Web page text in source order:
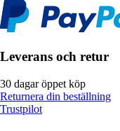
Leverans och retur
30 dagar öppet köp
Returnera din beställning
Trustpilot